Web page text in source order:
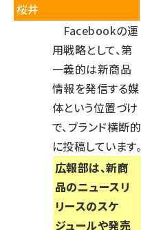
桜井
Facebookの運
用戦略として、第
一義的は新商品
情報を発信する媒
体という位置づけ
で、ブランド横断的
に投稿しています。
広報部は、新商
品のニュースリ
リースのスケ
ジュールや発売